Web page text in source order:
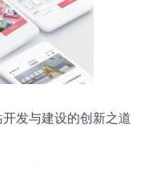
发与建设的创新之道